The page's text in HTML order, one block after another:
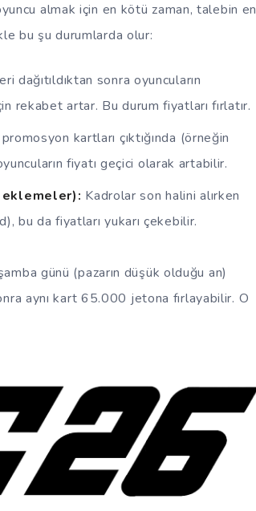
almak için en kötü zaman, talebin en
bu şu durumlarda olur:
dağıtıldıktan sonra oyuncuların
rekabet artar. Bu durum fiyatları fırlatır.
kartları çıktığında (örneğin
fiyatı geçici olarak artabilir.
eklemeler): Kadrolar son halini alırken
bu da fiyatları yukarı çekebilir.
günü (pazarın düşük olduğu an)
aynı kart 65.000 jetona fırlayabilir. O